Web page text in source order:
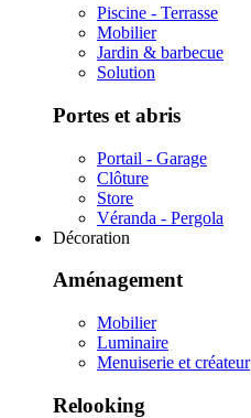
Piscine - Terrasse
Mobilier
Jardin & barbecue
Solution
Portes et abris
Portail - Garage
Clôture
Store
Véranda - Pergola
Décoration
Aménagement
Mobilier
Luminaire
Menuiserie et créateur
Relooking